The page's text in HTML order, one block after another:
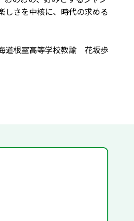
しさを中核に、時代の求める
道根室高等学校教諭 花坂歩